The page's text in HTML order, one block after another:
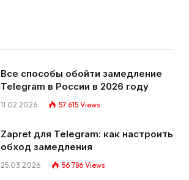
Все способы обойти замедление
Telegram в России в 2026 году
11.02.2026 57 615 Views
Zapret для Telegram: как настроить
обход замедления
25.03.2026 56 786 Views